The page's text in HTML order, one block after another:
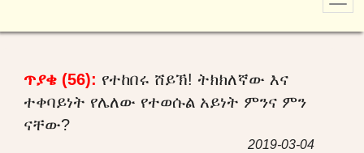
ጥያቄ (56): የተከበሩ ሸይኽ! ትክክለኛው እና
ተቀባይነት የሌለው የተወሱል አይነት ምንና ምን
ናቸው?
2019-03-04